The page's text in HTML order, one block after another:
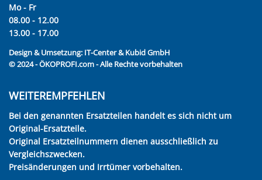
Mo - Fr
08.00 - 12.00
13.00 - 17.00
Design & Umsetzung: IT-Center & Kubid GmbH
© 2024 - ÖKOPROFI.com - Alle Rechte vorbehalten
WEITEREMPFEHLEN
Bei den genannten Ersatzteilen handelt es sich nicht um
Original-Ersatzteile.
Original Ersatzteilnummern dienen ausschließlich zu
Vergleichszwecken.
Preisänderungen und Irrtümer vorbehalten.